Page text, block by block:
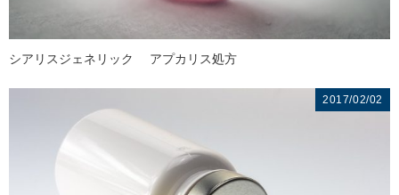
シアリスジェネリック アプカリス処方
2017/02/02